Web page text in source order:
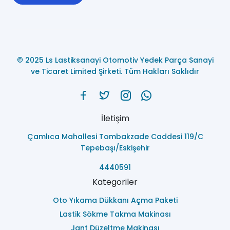
© 2025 Ls Lastiksanayi Otomotiv Yedek Parça Sanayi
ve Ticaret Limited Şirketi. Tüm Hakları Saklıdır
İletişim
Çamlıca Mahallesi Tombakzade Caddesi 119/C
Tepebaşı/Eskişehir
4440591
Kategoriler
Oto Yıkama Dükkanı Açma Paketi
Lastik Sökme Takma Makinası